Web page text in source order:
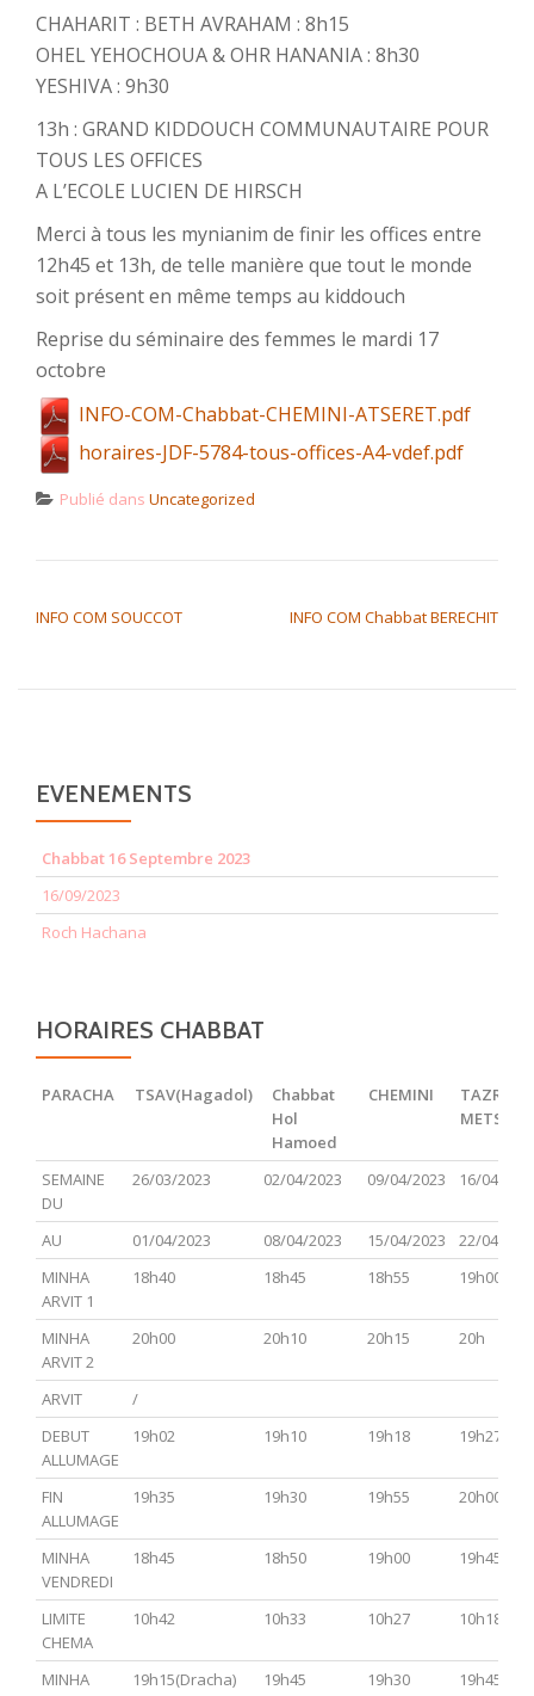
CHAHARIT : BETH AVRAHAM : 8h15
OHEL YEHOCHOUA & OHR HANANIA : 8h30
YESHIVA : 9h30
13h : GRAND KIDDOUCH COMMUNAUTAIRE POUR
TOUS LES OFFICES
A L’ECOLE LUCIEN DE HIRSCH
Merci à tous les mynianim de finir les offices entre
12h45 et 13h, de telle manière que tout le monde
soit présent en même temps au kiddouch
Reprise du séminaire des femmes le mardi 17
octobre
INFO-COM-Chabbat-CHEMINI-ATSERET.pdf
horaires-JDF-5784-tous-offices-A4-vdef.pdf
Publié dans Uncategorized
INFO COM SOUCCOT INFO COM Chabbat BERECHIT
EVENEMENTS
Chabbat 16 Septembre 2023
16/09/2023
Roch Hachana
HORAIRES CHABBAT
PARACHA TSAV(Hagadol)
Chabbat
Hol
Hamoed
CHEMINI
TAZRIA
PARACHA TSAV(Hagadol)
Chabbat
Hamoed
CHEMINI
TAZRIA
SEMAINE
DU
26/03/2023 02/04/2023 09/04/2023 16/04/
AU 01/04/2023 08/04/2023 15/04/2023
22/04/
MINHA
ARVIT 1
18h40 18h45 18h55 19h00
MINHA
ARVIT 2
20h00 20h10 20h15 20h
ARVIT
/
DEBUT
ALLUMAGE
19h02 19h10 19h18 19h27
FIN
ALLUMAGE
19h35 19h30 19h55 20h00
MINHA
VENDREDI
18h45 18h50 19h00 19h45
LIMITE
CHEMA
10h42 10h33 10h27 10h18
MINHA
19h15(Dracha) 19h45 19h30 19h45